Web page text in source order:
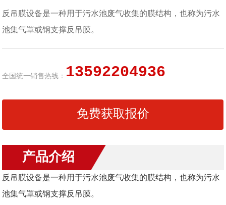
反吊膜设备是一种用于污水池废气收集的膜结构，也称为污水
池集气罩或钢支撑反吊膜。
全国统一销售热线： 13592204936
免费获取报价
产品介绍
反吊膜设备是一种用于污水池废气收集的膜结构，也称为污水
池集气罩或钢支撑反吊膜。